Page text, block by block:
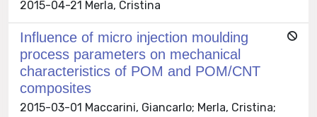
2015-04-21 Merla, Cristina
Influence of micro injection moulding
process parameters on mechanical
characteristics of POM and POM/CNT
composites
2015-03-01 Maccarini, Giancarlo; Merla, Cristina;